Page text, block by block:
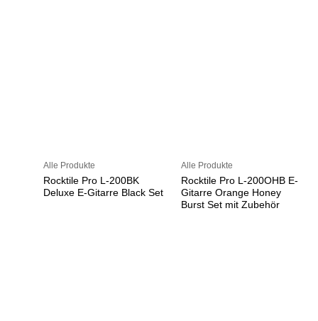
Alle Produkte
Rocktile Pro L-200BK
Deluxe E-Gitarre Black Set
Alle Produkte
Rocktile Pro L-200OHB E-
Gitarre Orange Honey
Burst Set mit Zubehör